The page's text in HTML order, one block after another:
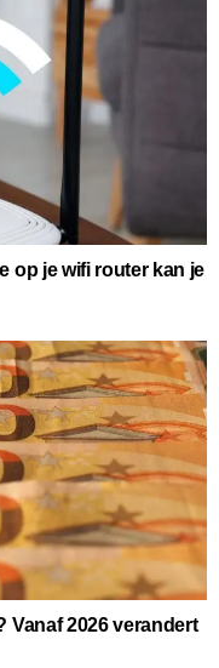
op je wifi router kan je
Vanaf 2026 verandert